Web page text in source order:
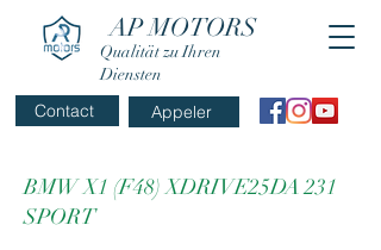
AP MOTORS
Qualität zu Ihren
Diensten
Appeler
Contact
BMW X1 (F48) XDRIVE25DA 231
SPORT